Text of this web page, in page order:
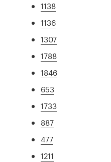
1138
1136
1307
1788
1846
653
1733
887
477
1211